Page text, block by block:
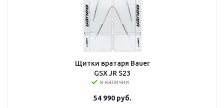
Щитки вратаря Bauer
GSX JR S23
в наличии
54 990руб.